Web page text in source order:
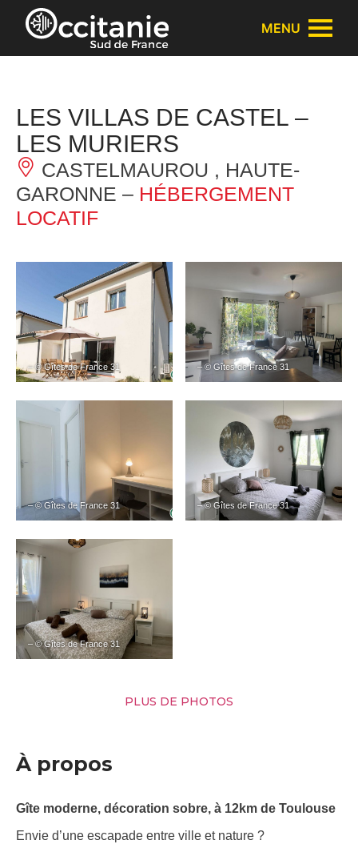
Panneau de gestion des cookies
MENU
LES VILLAS DE CASTEL –
LES MURIERS
CASTELMAUROU , HAUTE-
GARONNE – HÉBERGEMENT
LOCATIF
– © Gîtes de France 31 – © Gîtes de France 31
– © Gîtes de France 31 – © Gîtes de France 31
– © Gîtes de France 31
PLUS DE PHOTOS
À propos
Gîte moderne, décoration sobre, à 12km de Toulouse
Envie d’une escapade entre ville et nature ?